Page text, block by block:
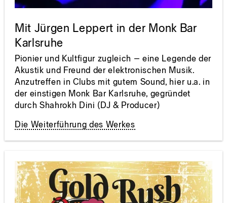
Mit Jürgen Leppert in der Monk Bar
Karlsruhe
Pionier und Kultfigur zugleich – eine Legende der
Akustik und Freund der elektronischen Musik.
Anzutreffen in Clubs mit gutem Sound, hier u.a. in
der einstigen Monk Bar Karlsruhe, gegründet
durch Shahrokh Dini (DJ & Producer)
Die Weiterführung des Werkes